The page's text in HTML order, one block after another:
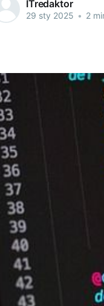
ITredaktor
29 sty 2025 • 2